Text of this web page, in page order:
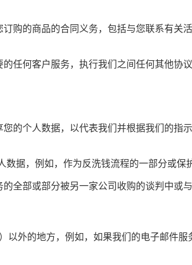
购的商品的合同义务，包括与您联系有关
任何客户服务，执行我们之间任何其他协
的个人数据，以代表我们并根据我们的
据，例如，作为反洗钱流程的一部分或保
全部或部分被另一家公司收购的谈判中或
外的地方，例如，如果我们的电子邮件